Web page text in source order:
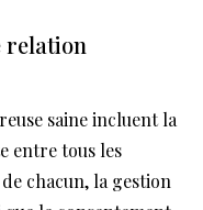
relation
saine incluent la
entre tous les
chacun, la gestion